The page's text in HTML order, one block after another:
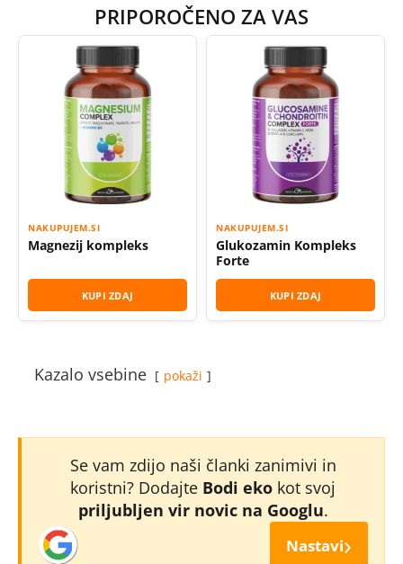
PRIPOROČENO ZA VAS
NAKUPUJEM.SI
Magnezij kompleks
KUPI ZDAJ
NAKUPUJEM.SI
Glukozamin Kompleks
Forte
KUPI ZDAJ
Kazalo vsebine pokaži
Se vam zdijo naši članki zanimivi in
koristni? Dodajte Bodi eko kot svoj
priljubljen vir novic na Googlu.
Nastavi›